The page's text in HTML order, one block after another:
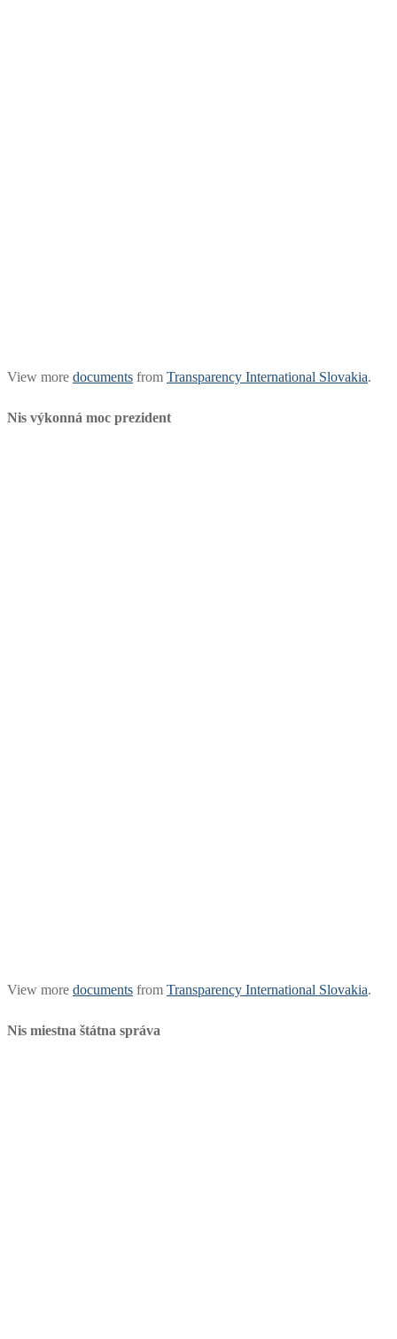
View more documents from Transparency International Slovakia.
Nis výkonná moc prezident
View more documents from Transparency International Slovakia.
Nis miestna štátna správa